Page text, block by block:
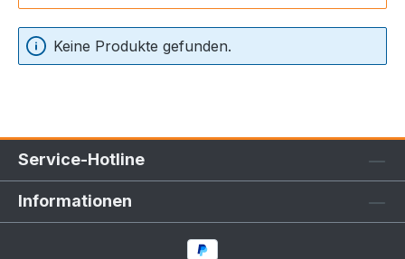
Keine Produkte gefunden.
Service-Hotline
Informationen